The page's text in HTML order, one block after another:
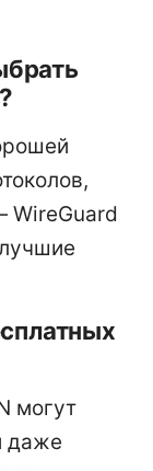
WireGuard
могут
даже